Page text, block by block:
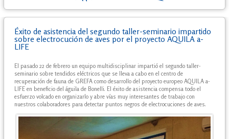
Éxito de asistencia del segundo taller-seminario impartido
sobre electrocución de aves por el proyecto AQUILA a-
LIFE
El pasado 22 de febrero un equipo multidisciplinar impartió el segundo taller-
seminario sobre tendidos eléctricos que se lleva a cabo en el centro de
recuperación de fauna de GREFA como desarrollo del proyecto europeo AQUILA a-
LIFE en beneficio del águila de Bonelli. El éxito de asistencia compensa todo el
esfuerzo volcado en organizarlo y abre vías muy interesantes de trabajo con
nuestros colaboradores para detectar puntos negros de electrocuciones de aves.